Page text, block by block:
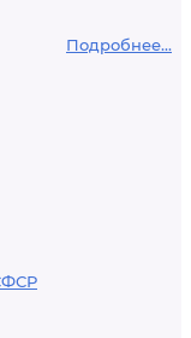
Подробнее...